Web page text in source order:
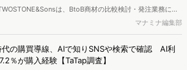
は、BtoB商材の比較検討・発注業務に携
を対象に、コンテンツのAIっぽさに関する意識調査を実施
公開しました。
マナミナ編集部
代の購買導線、AIで知りSNSや検索で確認 AI利
％が購入経験【TaTap調査】